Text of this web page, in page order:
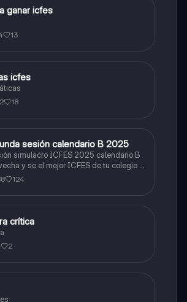
ganar icfes
13
icfes
18
Críticasesión calendario B 2025
simulacro ICFES 2025 calendario B
y se el mejor ICFES de tu colegio y
a universidad, y estudiar aquella
que tanto sueñas.
124
crítica
2
y Ciudadanas